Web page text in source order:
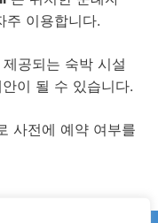
주 이용합니다.
공되는 숙박 시설
이 될 수 있습니다.
사전에 예약 여부를